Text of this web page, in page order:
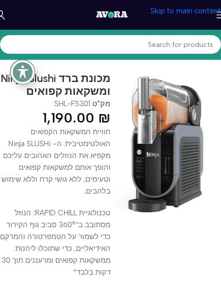
Skip to main content
עמוד הבית/בית ומטבח/מוצרי חשמל
Ninja Slushi מכונת ברד
ומשקאות קפואים
מק"ט SHL-FS301
1,190.00 ₪
חוויית המשקאות הקפואים
האולטימטיבית. ה- Ninja SLUSHi
מקפיא את הנוזלים האהובים עליכם
והופך אותם למשקאות קפואים
וטעימים, ללא גושי קרח וללא שימוש
בלהבים.
טכנולוגיית RAPID CHILL : הנוזל
מסתובב ב־360° סביב גוף הקירור
כדי לשמור על הטמפרטורה והמרקם
האידיאליים, כדי שתוכלו ליהנות
ממשקאות קפואים ומרעננים תוך 30
דקות בלבד*